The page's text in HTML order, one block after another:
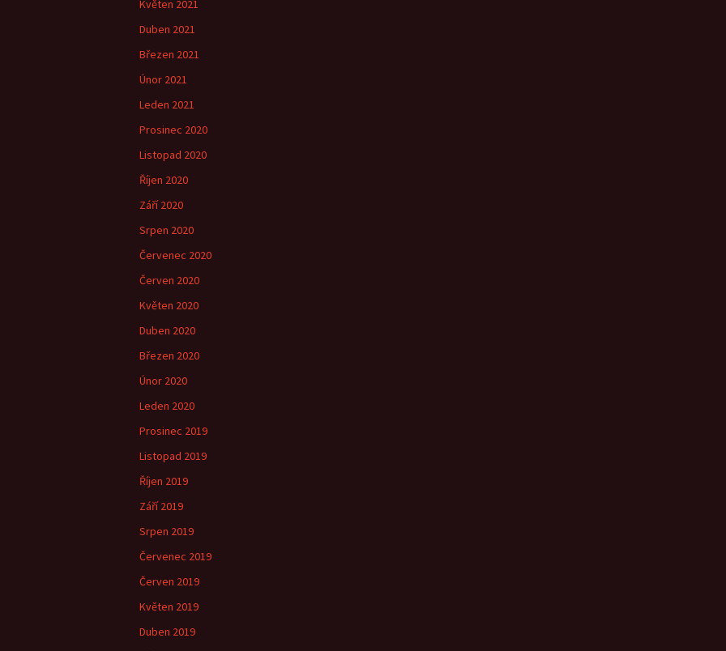
Květen 2021
Duben 2021
Březen 2021
Únor 2021
Leden 2021
Prosinec 2020
Listopad 2020
Říjen 2020
Září 2020
Srpen 2020
Červenec 2020
Červen 2020
Květen 2020
Duben 2020
Březen 2020
Únor 2020
Leden 2020
Prosinec 2019
Listopad 2019
Říjen 2019
Září 2019
Srpen 2019
Červenec 2019
Červen 2019
Květen 2019
Duben 2019